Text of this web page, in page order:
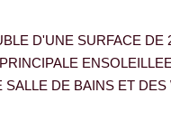
D'UNE SURFACE DE
SALLE DE BAINS ET DES